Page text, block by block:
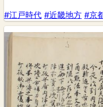
#江戸時代 #近畿地方 #京